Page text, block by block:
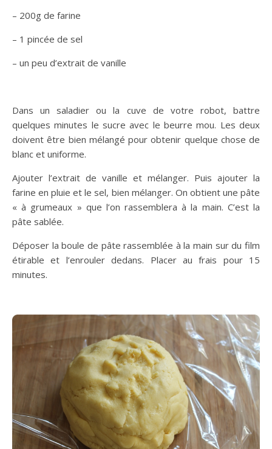
– 200g de farine
– 1 pincée de sel
– un peu d’extrait de vanille
Dans un saladier ou la cuve de votre robot, battre
quelques minutes le sucre avec le beurre mou. Les deux
doivent être bien mélangé pour obtenir quelque chose de
blanc et uniforme.
Ajouter l’extrait de vanille et mélanger. Puis ajouter la
farine en pluie et le sel, bien mélanger. On obtient une pâte
« à grumeaux » que l’on rassemblera à la main. C’est la
pâte sablée.
Déposer la boule de pâte rassemblée à la main sur du film
étirable et l’enrouler dedans. Placer au frais pour 15
minutes.